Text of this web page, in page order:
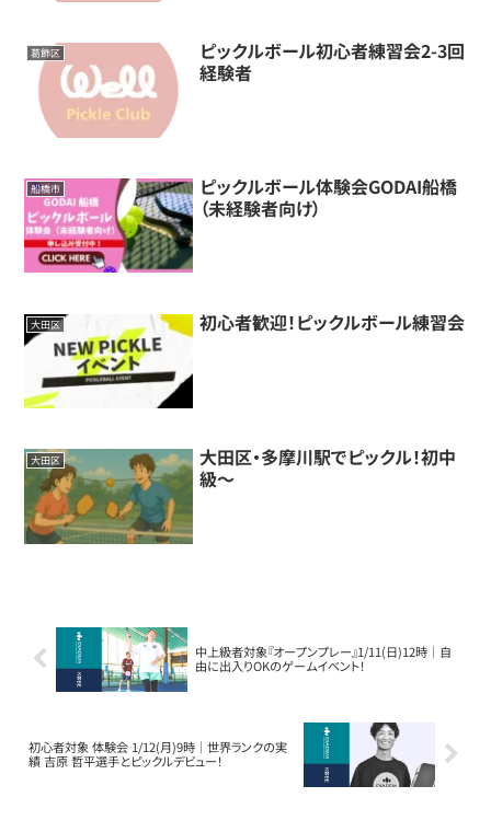
葛飾区
ピックルボール初心者練習会2-3回
経験者
船橋市
ピックルボール体験会GODAI船橋
（未経験者向け）
大田区 初心者歓迎！ピックルボール練習会
大田区
大田区・多摩川駅でピックル！初中
級〜
中上級者対象『オープンプレー』1/11(日)12時｜自
由に出入りOKのゲームイベント！
初心者対象 体験会 1/12(月)9時｜世界ランクの実
績 吉原 哲平選手とピックルデビュー！